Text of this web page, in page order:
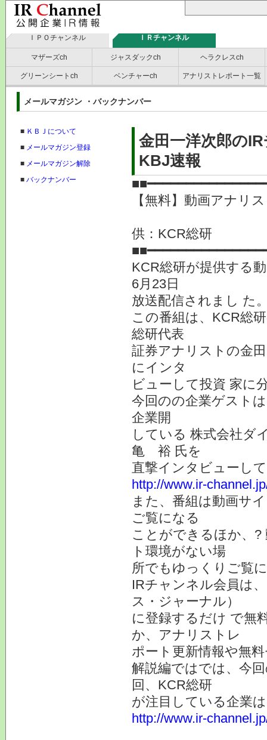
ＩＰＯチャンネル ＩＲチャンネル
マザーズch ジャスダックch ヘラクレスch
グリーンシートch ベンチャーch アナリストレポート一覧
メールマガジン ・バックナンバー
■ ＫＢＪについて
■ メールマガジン登録
■ メールマガジン解除
■ バックナンバー
金田一洋次郎の
KBJ速報
【無料】動画アナリ
供：KCR総研
KCR総研が提供する
6月23日
放送配信されまし た
この番組は、KCR総
総研代表
証券アナリストの金
にインタ
ビューして投資 家に
今回のの企業ゲスト
企業開
している 株式会社
亀 裕 氏を
直撃インタビューし
http://www.ir-
また、番組は動画サ
ご覧になる
ことができるほか、
ト環境がない場
所でもゆっくりご覧
IRチャンネル会員は
ス・ジャーナル）
に登録するだけ で無
か、アナリストレ
ポート更新情報や無
解説編ではでは、今
回、KCR総研
が注目している企業
http://www.ir-